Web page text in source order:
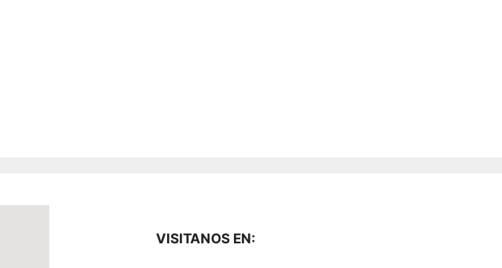
VISITANOS EN: